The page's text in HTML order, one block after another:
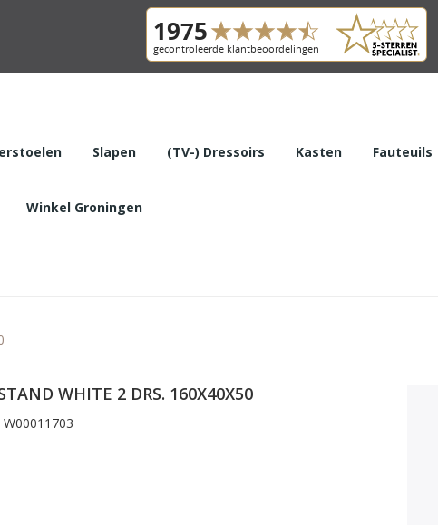
Slapen (TV-) Dressoirs Kasten Fauteuils
Winkel Groningen
WHITE 2 DRS. 160X40X50